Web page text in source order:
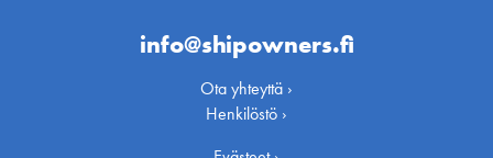
info@shipowners.fi
Ota yhteyttä ›
Henkilöstö ›